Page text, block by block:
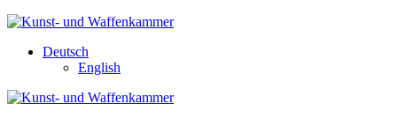
Deutsch
English